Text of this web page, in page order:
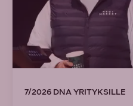
7/2026 DNA YRITYKSILLE